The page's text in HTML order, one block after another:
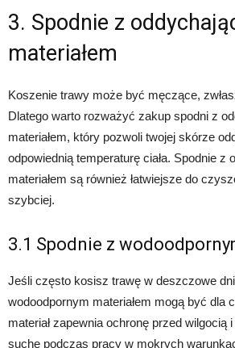
3. Spodnie z
materiałem
Koszenie trawy może być męczące,
Dlatego warto rozważyć zakup spodni z
materiałem, który pozwoli twojej skórze
odpowiednią temperaturę ciała. Spodnie z
materiałem są również łatwiejsze do
szybciej.
3.1 Spodnie z
Jeśli często kosisz trawę w deszczowe
wodoodpornym materiałem mogą być dla
materiał zapewnia ochronę przed wilgocią
suche podczas pracy w mokrych